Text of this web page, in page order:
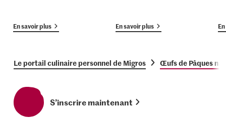
En savoir plus En savoir plus
Le portail culinaire personnel de Migros Œufs de Pâques
S’inscrire maintenant